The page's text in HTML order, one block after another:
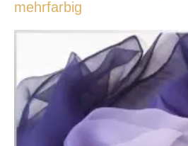
mehrfarbig